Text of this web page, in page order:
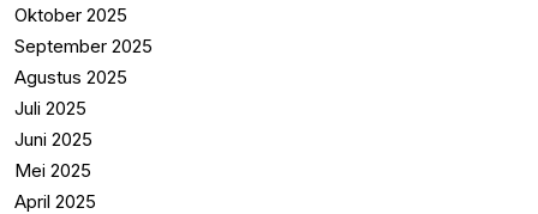
Oktober 2025
September 2025
Agustus 2025
Juli 2025
Juni 2025
Mei 2025
April 2025